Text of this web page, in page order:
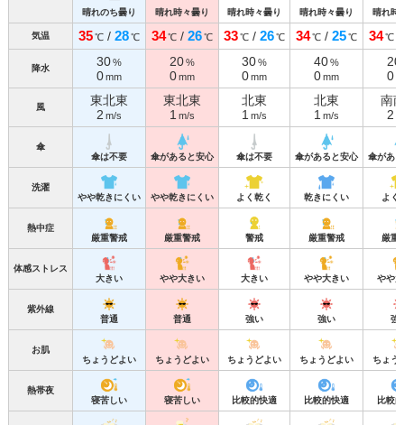
晴れのち曇り 晴れ時々曇り 晴れ時々曇り 晴れ時々曇り 晴れ時
気温 35℃/ 28℃ 34℃/ 26℃ 33℃/ 26℃ 34℃/ 25℃ 34℃/
降水 30%
0mm
20%
0mm
30%
0mm
40%
0mm
20
0
風
東北東
2 m/s
東北東
1 m/s
北東
1 m/s
北東
1 m/s
南
2
傘
傘は不要
傘があると安心 傘は不要 傘があると安心 傘があ
洗濯
やや乾きにくい
やや乾きにくい よく乾く 乾きにくい よく
熱中症
厳重警戒
厳重警戒 警戒 厳重警戒 厳重
体感ストレス
大きい
やや大きい 大きい やや大きい やや
紫外線
普通
普通 強い 強い 強
お肌
ちょうどよい
ちょうどよい ちょうどよい ちょうどよい ちょう
熱帯夜
寝苦しい
寝苦しい 比較的快適 比較的快適 比較